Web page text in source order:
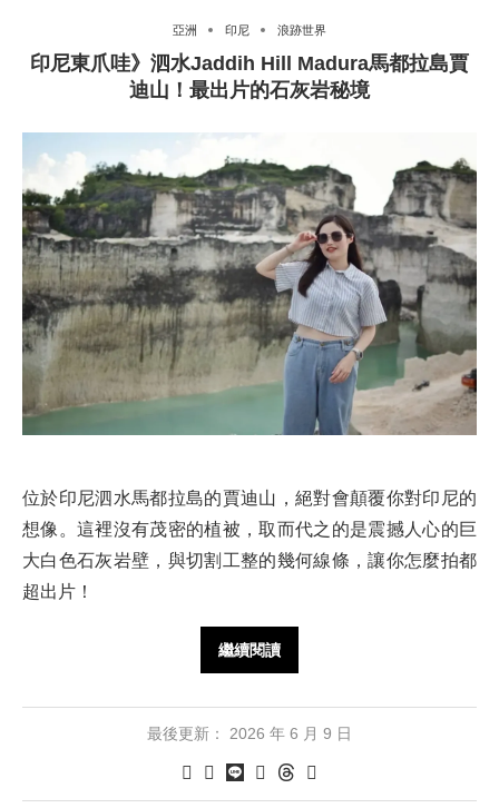
亞洲 印尼 浪跡世界
印尼東爪哇》泗水Jaddih Hill Madura馬都拉島賈
迪山！最出片的石灰岩秘境
位於印尼泗水馬都拉島的賈迪山，絕對會顛覆你對印尼的
想像。這裡沒有茂密的植被，取而代之的是震撼人心的巨
大白色石灰岩壁，與切割工整的幾何線條，讓你怎麼拍都
超出片！
繼續閱讀
最後更新： 2026 年 6 月 9 日